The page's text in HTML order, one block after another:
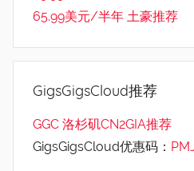
65.99美元/半年 土豪推荐
GigsGigsCloud推荐
GGC 洛杉矶CN2GIA推荐
GigsGigsCloud优惠码：